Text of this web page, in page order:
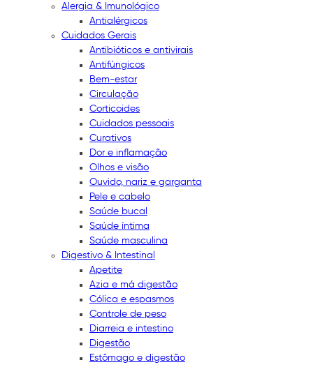
Alergia & Imunológico
Antialérgicos
Cuidados Gerais
Antibióticos e antivirais
Antifúngicos
Bem-estar
Circulação
Corticoides
Cuidados pessoais
Curativos
Dor e inflamação
Olhos e visão
Ouvido, nariz e garganta
Pele e cabelo
Saúde bucal
Saúde íntima
Saúde masculina
Digestivo & Intestinal
Apetite
Azia e má digestão
Cólica e espasmos
Controle de peso
Diarreia e intestino
Digestão
Estômago e digestão